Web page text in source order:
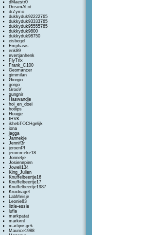
dMaestr0
DreamALot
drZymo
dukkyduk92222765
dukkyduk93333765
dukkyduk95555765
dukkyduk9800
dukkyduk98750
eisbegel
Emphasis
enk89
evertjanhenk
FlyTrix
Frank_C100
Geomancer
gimmilan
Giorgio
gorgo
GrooV
gungnir
Haswandje
hoi_en_doei
hotlips
Huugje
IHVK
ikhebTOCHgelijk
iona
jagga
Jannekje
Jennif3r
jeroenPf
jerommeke18
Jonnetje
Josienepien
Jowell134
King_Julien
Knuffelbeertje16
Knuffelbeertje17
Knuffelbeertje1987
Kruidnagel
LabMeisje
Leonie83
little-essie
lufia
markpatat
markvnl
martijnisgek
Maurice1988